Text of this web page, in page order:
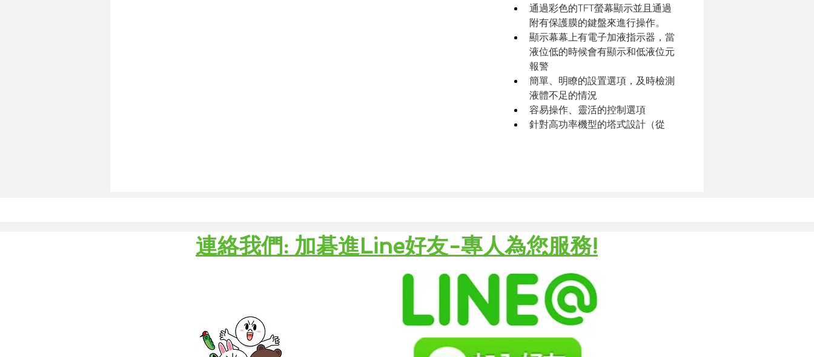
通過彩色的TFT螢幕顯示並且通過
附有保護膜的鍵盤來進行操作。
顯示幕幕上有電子加液指示器，當
液位低的時候會有顯示和低液位元
報警
簡單、明瞭的設置選項，及時檢測
液體不足的情況
容易操作、靈活的控制選項
針對高功率機型的塔式設計（從
減少占地面積並且降低製冷劑的用
量
可連接壓力敏感的應用
​連絡我們: 加碁進Line好友-專人為您服務!